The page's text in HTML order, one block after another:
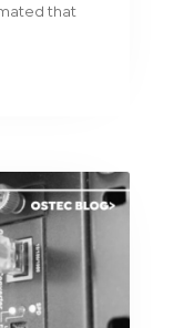
that